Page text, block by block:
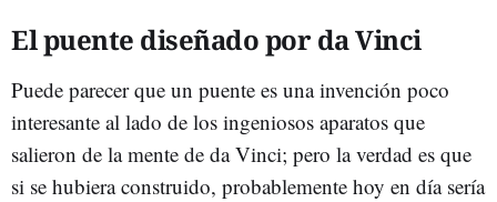
El puente diseñado por da Vinci
Puede parecer que un puente es una invención poco
interesante al lado de los ingeniosos aparatos que
salieron de la mente de da Vinci; pero la verdad es que
si se hubiera construido, probablemente hoy en día sería